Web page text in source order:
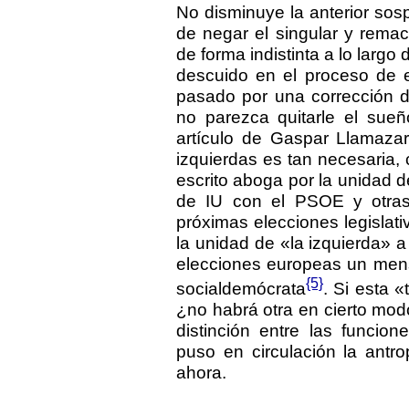
No disminuye la anterior
de negar el singular y
de forma indistinta a lo largo
descuido en el proceso de
pasado por una corrección
no parezca quitarle el
artículo de Gaspar
izquierdas es tan
escrito aboga por la unidad
de IU con el PSOE y
próximas elecciones
la unidad de «la izquierda»
elecciones europeas un
socialdemócrata{5}. Si esta
¿no habrá otra en cierto
distinción entre las
puso en circulación la
ahora.